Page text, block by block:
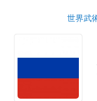
世界武